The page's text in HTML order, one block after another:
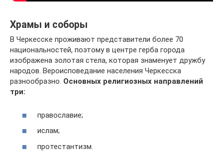
Храмы и соборы
В Черкесске проживают представители более 70
национальностей, поэтому в центре герба города
изображена золотая стела, которая знаменует дружбу
народов. Вероисповедание населения Черкесска
разнообразно. Основных религиозных направлений
три:
православие;
ислам;
протестантизм.